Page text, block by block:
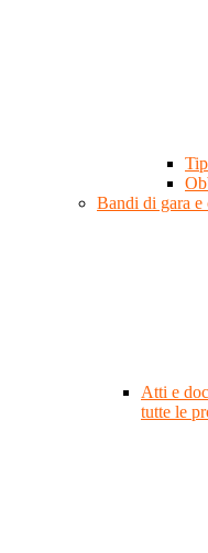
Bandi di gara e
Atti e
tutte le